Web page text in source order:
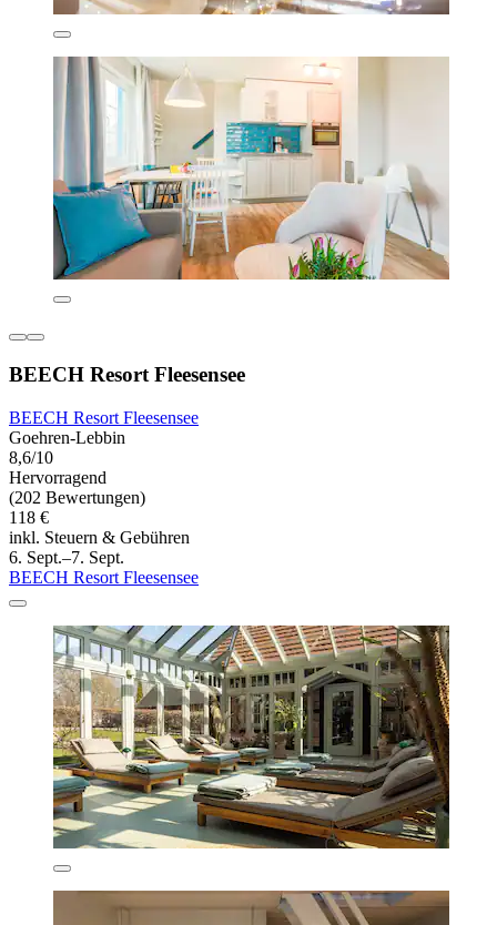
BEECH Resort Fleesensee
BEECH Resort Fleesensee
Goehren-Lebbin
8,6/10
Hervorragend
(202 Bewertungen)
118 €
inkl. Steuern & Gebühren
6. Sept.–7. Sept.
BEECH Resort Fleesensee